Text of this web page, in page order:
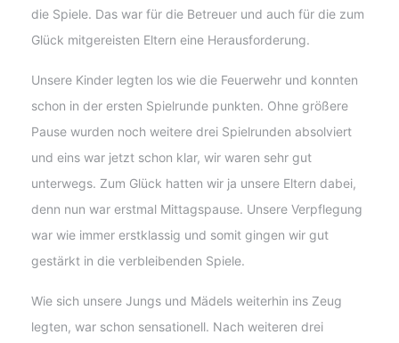
die Spiele. Das war für die Betreuer und auch für die zum
Glück mitgereisten Eltern eine Herausforderung.
Unsere Kinder legten los wie die Feuerwehr und konnten
schon in der ersten Spielrunde punkten. Ohne größere
Pause wurden noch weitere drei Spielrunden absolviert
und eins war jetzt schon klar, wir waren sehr gut
unterwegs. Zum Glück hatten wir ja unsere Eltern dabei,
denn nun war erstmal Mittagspause. Unsere Verpflegung
war wie immer erstklassig und somit gingen wir gut
gestärkt in die verbleibenden Spiele.
Wie sich unsere Jungs und Mädels weiterhin ins Zeug
legten, war schon sensationell. Nach weiteren drei